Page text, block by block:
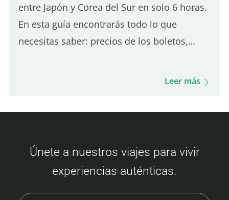
entre Japón y Corea del Sur en solo 6 horas.
En esta guía encontrarás todo lo que
necesitas saber: precios de los boletos,
experiencia a bordo, opciones de comida y
Busan) Los precios de los boletos varían
según la disponibilidad y la clase. Aquí
tienes un resumen de las tarifas: Clase
Económica Adulto: 3,500 – 9,000 JPY Niño
Leer más
Únete a nuestros viajes para vivir
experiencias auténticas.